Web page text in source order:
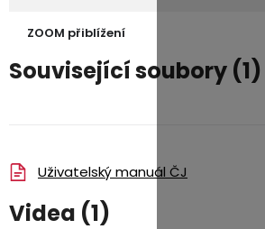
ZOOM přiblížení
Související soubory (1)
Uživatelský manuál ČJ
Videa (1)